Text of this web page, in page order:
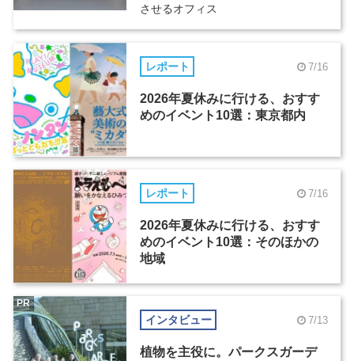
させるオフィス
レポート 7/16
2026年夏休みに行ける、おすす
めのイベント10選：東京都内
レポート 7/16
2026年夏休みに行ける、おすす
めのイベント10選：そのほかの
地域
インタビュー 7/13
植物を主役に。パークスガーデ
PR